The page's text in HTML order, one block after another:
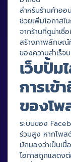
สำหรับร้านค้าอ
ช่วยเพิ่มโอกาสใ
จากร้านที่ดูน่าเชื่
สร้างภาพลักษณ์
ของความสำเร็
เว็บปั้ม
การเข้
ของโ
ระบบของ
ร่วมสูง หากโพส
มักมองว่าเป็นเ
โอกาสถูกแสดง